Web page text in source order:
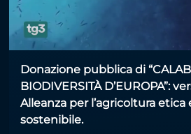
Donazione pubblica di
BIODIVERSITÀ D’EUROPA”:
Alleanza per l’agricoltura
sostenibile.